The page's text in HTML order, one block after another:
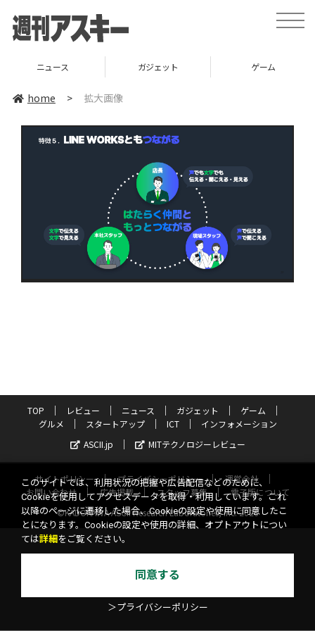
toggle
ニュース ガジェット ゲーム
home > 拡大画像
TOP レビュー ニュース ガジェット
ゲーム
グルメ
スタートアップ ICT
インフォメーション
ASCII.jp
MITテクノロジーレビュー
サイトポリシー プライバシーポリシー
運営会社
お問い合わせ
広告掲載 スタッフ募集
電子版について
©KADOKAWA ASCII Research Laboratories, Inc. 2026
このサイトでは、利用状況の把握や広告配信などのために、
Cookieを使用してアクセスデータを取得・利用しています。これ
以降のページに遷移した場合、Cookieの設定や使用に同意したこ
とになります。Cookieの設定や使用の詳細、オプトアウトについ
ては詳細 をご覧ください。
同意する
＞プライバシーポリシー